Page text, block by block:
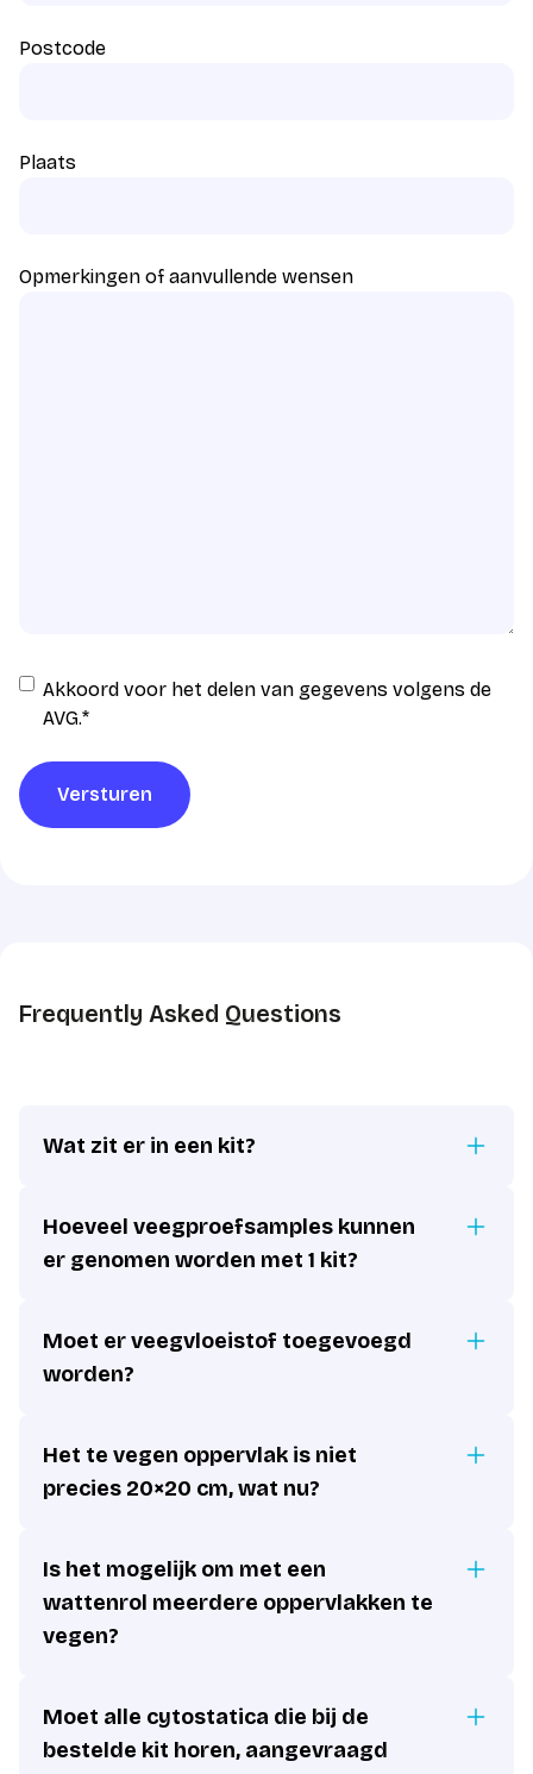
Postcode
Plaats
Opmerkingen of aanvullende wensen
Instemming
AVG
Akkoord voor het delen van gegevens volgens de
AVG.*
Versturen
Frequently Asked Questions
Wat zit er in een kit?
Hoeveel veegproefsamples kunnen
er genomen worden met 1 kit?
Moet er veegvloeistof toegevoegd
worden?
Het te vegen oppervlak is niet
precies 20×20 cm, wat nu?
Is het mogelijk om met een
wattenrol meerdere oppervlakken te
vegen?
Moet alle cytostatica die bij de
bestelde kit horen, aangevraagd